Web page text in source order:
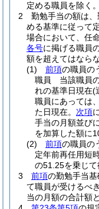
定める職員を除く
2
勤勉手当の額は
める基準に従って
場合において、任
各号に掲げる職員
額を超えてはならな
(1)
前項の職員の
職員 当該職員
れの基準日現在(
職員にあっては
た日現在。 次項
手当の月額並び
を加算した額に
(2)
前項の職員の
定年前再任用短
の51.25を乗じ
3
前項の勤勉手当
て職員が受けるべ
当の月額の合計額